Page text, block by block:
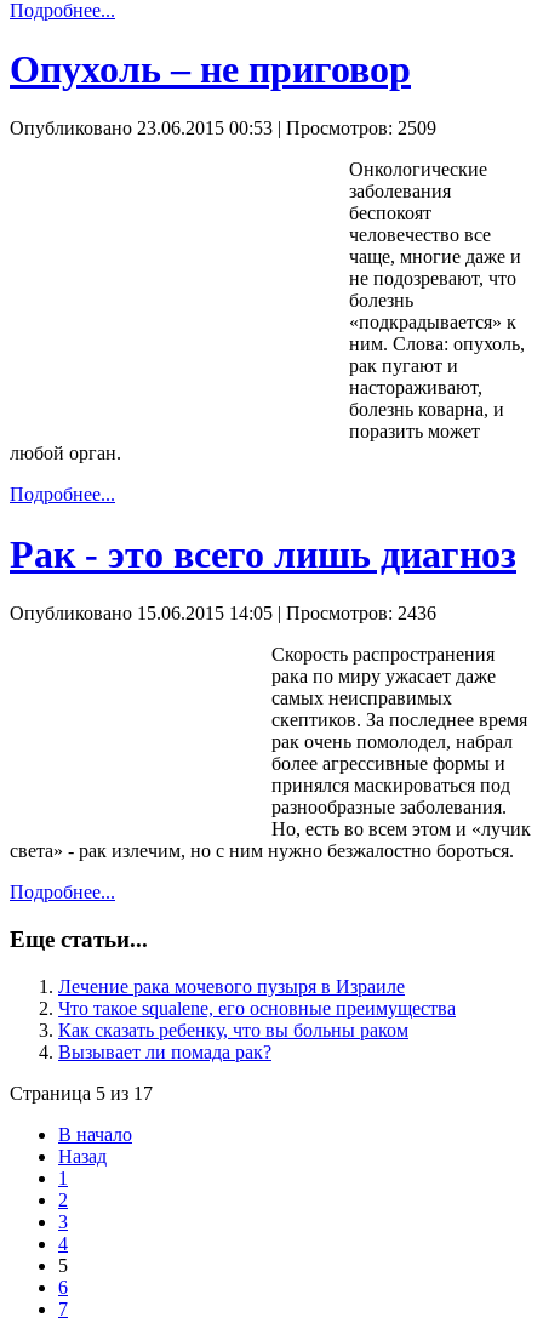
Подробнее...
Опухоль – не приговор
Опубликовано 23.06.2015 00:53 | Просмотров: 2509
Онкологические
заболевания
беспокоят
человечество все
чаще, многие даже и
не подозревают, что
болезнь
«подкрадывается» к
ним. Слова: опухоль,
рак пугают и
настораживают,
болезнь коварна, и
поразить может
любой орган.
Подробнее...
Рак - это всего лишь диагноз
Опубликовано 15.06.2015 14:05 | Просмотров: 2436
Скорость распространения
рака по миру ужасает даже
самых неисправимых
скептиков. За последнее время
рак очень помолодел, набрал
более агрессивные формы и
принялся маскироваться под
разнообразные заболевания.
Но, есть во всем этом и «лучик
света» - рак излечим, но с ним нужно безжалостно бороться.
Подробнее...
Еще статьи...
Лечение рака мочевого пузыря в Израиле
Что такое squalene, его основные преимущества
Как сказать ребенку, что вы больны раком
Вызывает ли помада рак?
Страница 5 из 17
В начало
Назад
1
2
3
4
5
6
7